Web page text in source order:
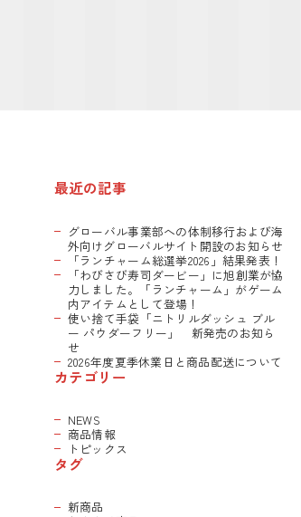
最近の記事
グローバル事業部への体制移行および海
外向けグローバルサイト開設のお知らせ
「ランチャーム総選挙2026」結果発表！
「わびさび寿司ダービー」に旭創業が協
力しました。「ランチャーム」がゲーム
内アイテムとして登場！
使い捨て手袋「ニトリルダッシュ ブル
ー パウダーフリー」 新発売のお知ら
せ
2026年度夏季休業日と商品配送について
カテゴリー
NEWS
商品情報
トピックス
タグ
新商品